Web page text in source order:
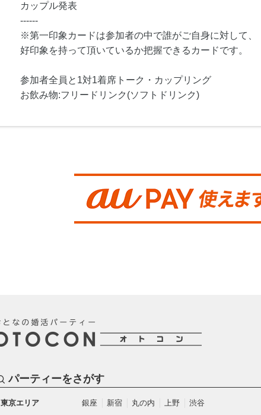
カップル発表
------
※第一印象カードは参加者の中で誰がご自身に対して、
好印象を持って頂いているか把握できるカードです。
参加者全員と1対1着席トーク・カップリング
お飲み物:フリードリンク(ソフトドリンク)
パーティーをさがす
東京エリア 銀座 新宿 丸の内 上野 渋谷